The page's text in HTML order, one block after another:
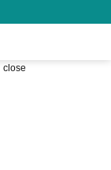
Program SKS dan
close